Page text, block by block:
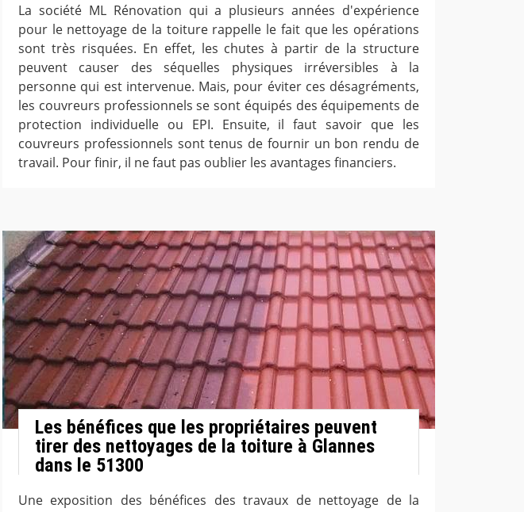
La société ML Rénovation qui a plusieurs années d'expérience
pour le nettoyage de la toiture rappelle le fait que les opérations
sont très risquées. En effet, les chutes à partir de la structure
peuvent causer des séquelles physiques irréversibles à la
personne qui est intervenue. Mais, pour éviter ces désagréments,
les couvreurs professionnels se sont équipés des équipements de
protection individuelle ou EPI. Ensuite, il faut savoir que les
couvreurs professionnels sont tenus de fournir un bon rendu de
travail. Pour finir, il ne faut pas oublier les avantages financiers.
Les bénéfices que les propriétaires peuvent
tirer des nettoyages de la toiture à Glannes
dans le 51300
Une exposition des bénéfices des travaux de nettoyage de la